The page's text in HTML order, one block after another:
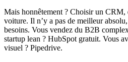
Mais honnêtement ? Choisir un CRM,
voiture. Il n’y a pas de meilleur
besoins. Vous vendez du B2B
startup lean ? HubSpot gratuit. Vous
visuel ? Pipedrive.